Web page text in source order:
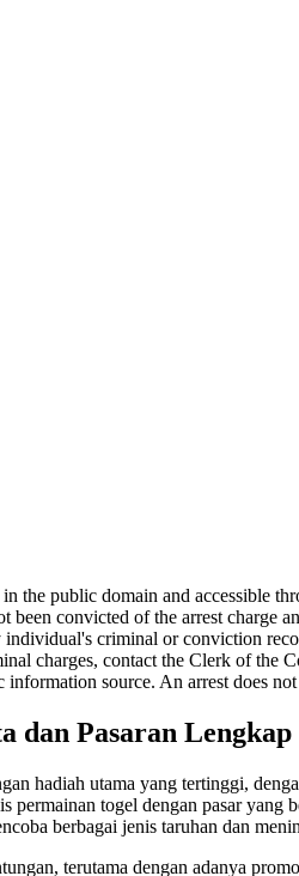
public domain and accessible
convicted of the arrest charge
criminal or conviction
charges, contact the Clerk of the
source. An arrest does
dan Pasaran Lengkap
hadiah utama yang tertinggi,
togel dengan pasar
berbagai jenis taruhan dan
terutama dengan adanya